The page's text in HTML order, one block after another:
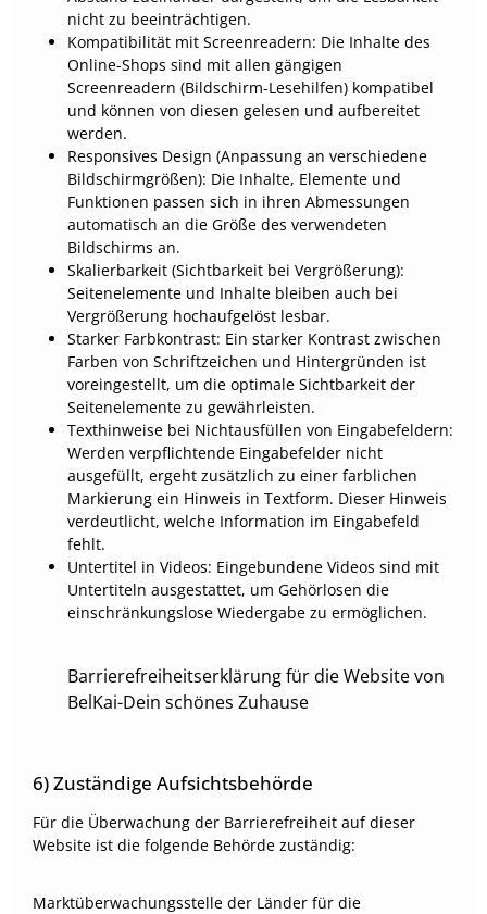
nicht zu beeinträchtigen.
Kompatibilität mit Screenreadern: Die Inhalte des
Online-Shops sind mit allen gängigen
Screenreadern (Bildschirm-Lesehilfen) kompatibel
und können von diesen gelesen und aufbereitet
werden.
Responsives Design (Anpassung an verschiedene
Bildschirmgrößen): Die Inhalte, Elemente und
Funktionen passen sich in ihren Abmessungen
automatisch an die Größe des verwendeten
Bildschirms an.
Skalierbarkeit (Sichtbarkeit bei Vergrößerung):
Seitenelemente und Inhalte bleiben auch bei
Vergrößerung hochaufgelöst lesbar.
Starker Farbkontrast: Ein starker Kontrast zwischen
Farben von Schriftzeichen und Hintergründen ist
voreingestellt, um die optimale Sichtbarkeit der
Seitenelemente zu gewährleisten.
Texthinweise bei Nichtausfüllen von Eingabefeldern:
Werden verpflichtende Eingabefelder nicht
ausgefüllt, ergeht zusätzlich zu einer farblichen
Markierung ein Hinweis in Textform. Dieser Hinweis
verdeutlicht, welche Information im Eingabefeld
fehlt.
Untertitel in Videos: Eingebundene Videos sind mit
Untertiteln ausgestattet, um Gehörlosen die
einschränkungslose Wiedergabe zu ermöglichen.
Barrierefreiheitserklärung für die Website von
BelKai-Dein schönes Zuhause
6) Zuständige Aufsichtsbehörde
Für die Überwachung der Barrierefreiheit auf dieser
Website ist die folgende Behörde zuständig:
Marktüberwachungsstelle der Länder für die